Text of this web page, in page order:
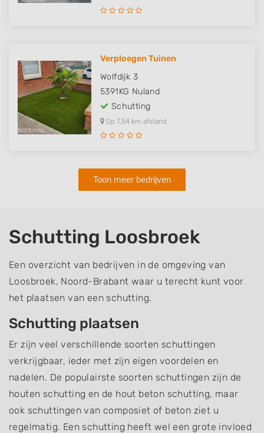
Verploegen Tuinen
Wolfdijk 3
5391KG Nuland
Schutting
Op 7,54 km afstand
Toon meer bedrijven
Schutting Loosbroek
Een overzicht van bedrijven in de omgeving van
Loosbroek, Noord-Brabant waar u terecht kunt voor
het plaatsen van een schutting.
Schutting plaatsen
Er zijn veel verschillende soorten schuttingen
verkrijgbaar, ieder met zijn eigen voordelen en
nadelen. De populairste soorten schuttingen zijn de
houten schutting en de hout beton schutting, maar
ook schuttingen van composiet of beton ziet u
regelmatig. Een schutting heeft wel een grote invloed